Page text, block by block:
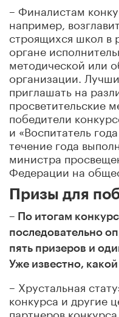
– Финалистам
например,
строящихся школ в
органе
методической или
организации.
приглашать на
просветительские
победители
и «Воспитатель
течение года
министра
Федерации на
Призы для
– По итогам
последовательно
пять призеров и
Уже известно,
– Хрустальная
конкурса и другие
партнеров конкурса.